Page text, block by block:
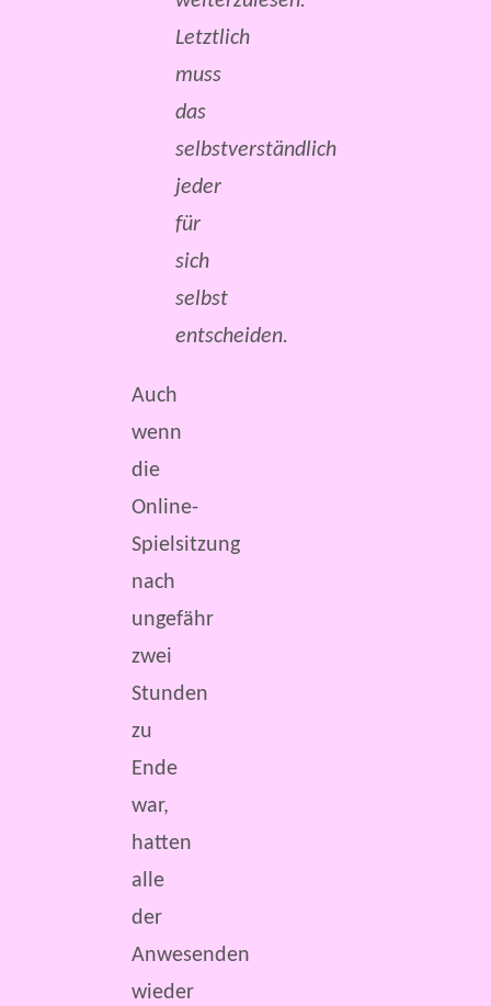
Letztlich
muss
das
selbstverständlich
jeder
für
sich
selbst
entscheiden.
Auch
wenn
die
Online-
Spielsitzung
nach
ungefähr
zwei
Stunden
zu
Ende
war,
hatten
alle
der
Anwesenden
wieder